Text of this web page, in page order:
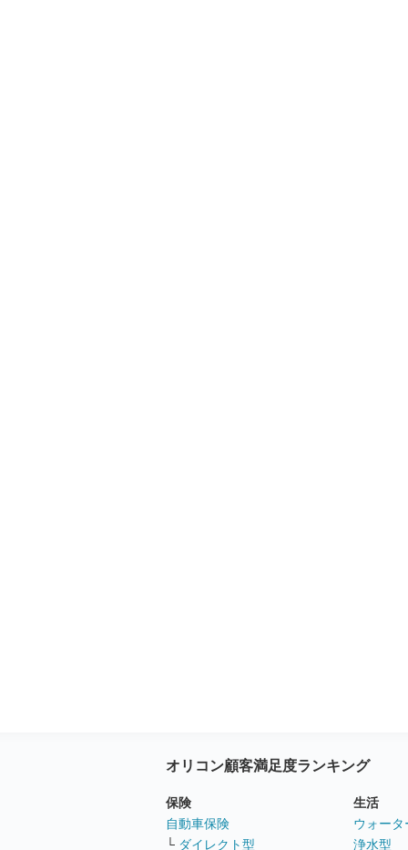
オリコン顧客満足度ランキング
保険
自動車保険
└ ダイレクト型
生活
ウォー
浄水型